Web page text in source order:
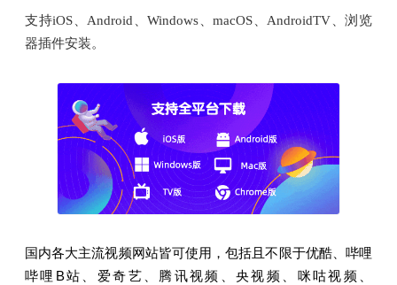
支持iOS、Android、Windows、macOS、AndroidTV、浏览
器插件安装。
国内各大主流视频网站皆可使用，包括且不限于优酷、哔哩
哔哩B站、爱奇艺、腾讯视频、央视频、咪咕视频、